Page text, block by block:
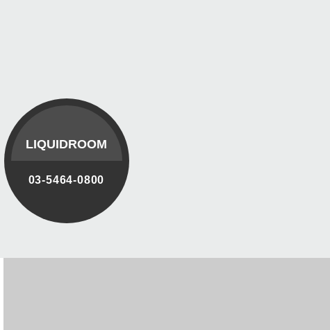
LIQUIDROOM
03-5464-0800